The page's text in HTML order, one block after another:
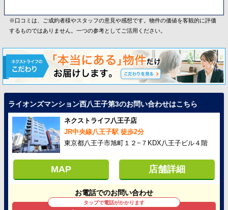
※口コミは、ご成約者様やスタッフの意見や感想です。物件の価値を客観的に評価
するものではありません。一つの参考としてご活用ください。
ライオンズマンション西八王子第3のお問い合わせはこちら
ネクストライフ八王子店
JR中央線八王子駅 徒歩2分
東京都八王子市旭町１２−７KDX八王子ビル４階
MAP 店舗詳細
お電話でのお問い合わせ
タップで電話がかかります